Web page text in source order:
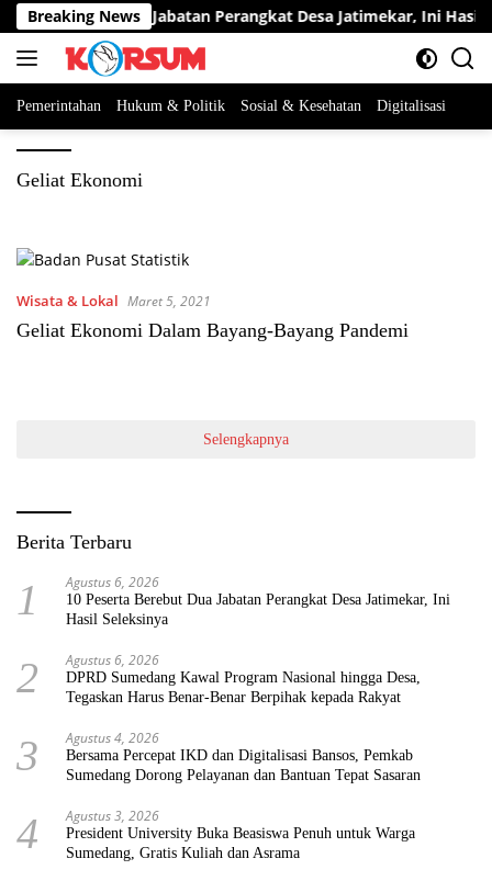
Langsung
ke
konten
Breaking News
Berebut Dua Jabatan Perangkat Desa Jatimekar, Ini Hasil
Pemerintahan Hukum & Politik Sosial & Kesehatan Digitalisasi
Geliat Ekonomi
Wisata & Lokal Maret 5, 2021
Geliat Ekonomi Dalam Bayang-Bayang Pandemi
Selengkapnya
Berita Terbaru
1 Agustus 6, 2026
10 Peserta Berebut Dua Jabatan Perangkat Desa Jatimekar, Ini
Hasil Seleksinya
2 Agustus 6, 2026
DPRD Sumedang Kawal Program Nasional hingga Desa,
Tegaskan Harus Benar-Benar Berpihak kepada Rakyat
3 Agustus 4, 2026
Bersama Percepat IKD dan Digitalisasi Bansos, Pemkab
Sumedang Dorong Pelayanan dan Bantuan Tepat Sasaran
4 Agustus 3, 2026
President University Buka Beasiswa Penuh untuk Warga
Sumedang, Gratis Kuliah dan Asrama